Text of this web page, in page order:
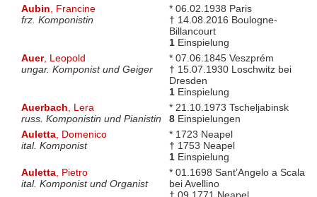
Aubin, Francine
frz. Komponistin
* 06.02.1938 Paris
† 14.08.2016 Boulogne-
Billancourt
1Einspielung
Auer, Leopold
ungar. Komponist und Geiger
* 07.06.1845 Veszprém
† 15.07.1930 Loschwitz bei
Dresden
1Einspielung
Auerbach, Lera
russ. Komponistin und Pianistin
* 21.10.1973 Tscheljabinsk
8Einspielungen
Auletta, Domenico
ital. Komponist
* 1723 Neapel
† 1753 Neapel
1Einspielung
Auletta, Pietro
ital. Komponist und Organist
* 01.1698 Sant’Angelo a Scala
bei Avellino